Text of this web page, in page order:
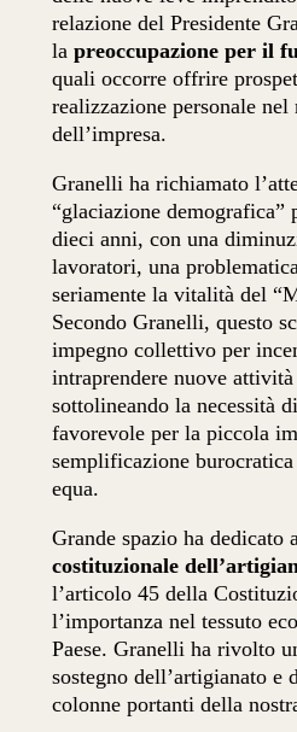
relazione del Presidente
lapreoccupazione per il
quali occorre offrire
realizzazione personale
dell’impresa.
Granelli ha richiamato
“glaciazione demografica”
dieci anni, con una
lavoratori, una
seriamente la vitalità del
Secondo Granelli, questo
impegno collettivo per
intraprendere nuove
sottolineando la necessità
favorevole per la piccola
semplificazione burocratica
equa.
Grande spazio ha dedicato
costituzionale
l’articolo 45 della
l’importanza nel tessuto
Paese. Granelli ha rivolto
sostegno dell’artigianato e
colonne portanti della